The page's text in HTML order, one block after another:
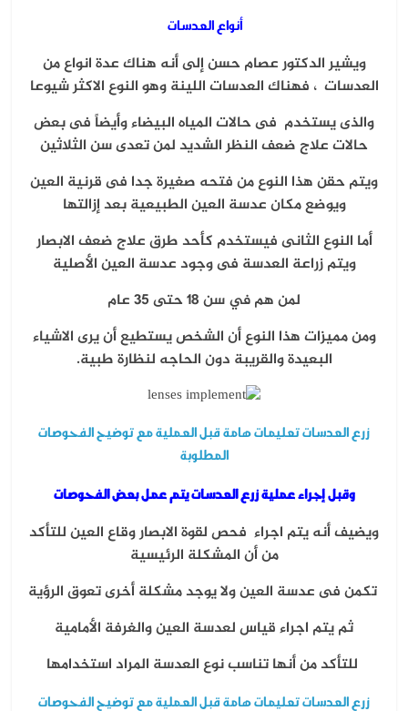
أنواع العدسات
ويشير الدكتور عصام حسن إلى أنه هناك عدة انواع من
العدسات ، فهناك العدسات اللينة وهو النوع الاكثر شيوعا
والذى يستخدم فى حالات المياه البيضاءوأيضاً فى بعض
حالات علاج ضعف النظر الشديد لمن تعدى سن الثلاثين
ويتم حقن هذا النوع من فتحه صغيرة جدا فى قرنية العين
ويوضع مكان عدسة العين الطبيعية بعد إزالتها
أما النوع الثانى فيستخدم كأحد طرق علاج ضعف الابصار
ويتم زراعة العدسة فى وجود عدسة العين الأصلية
لمن هم في سن 18 حتى 35 عام
ومن مميزات هذا النوع أن الشخص يستطيع أن يرى الاشياء
البعيدة والقريبة دون الحاجه لنظارة طبية.
زرع العدسات تعليمات هامة قبل العملية مع توضيح الفحوصات
المطلوبة
وقبل إجراء عملية زرع العدسات يتم عمل بعض الفحوصات
ويضيف أنه يتم اجراء فحص لقوة الابصار وقاع العين للتأكد
من أن المشكلة الرئيسية
تكمن فى عدسة العين ولا يوجد مشكلة أخرى تعوق الرؤية
ثم يتم اجراء قياس لعدسة العين والغرفة الأمامية
للتأكد من أنها تناسب نوع العدسة المراد استخدامها
زرع العدسات تعليمات هامة قبل العملية مع توضيح الفحوصات